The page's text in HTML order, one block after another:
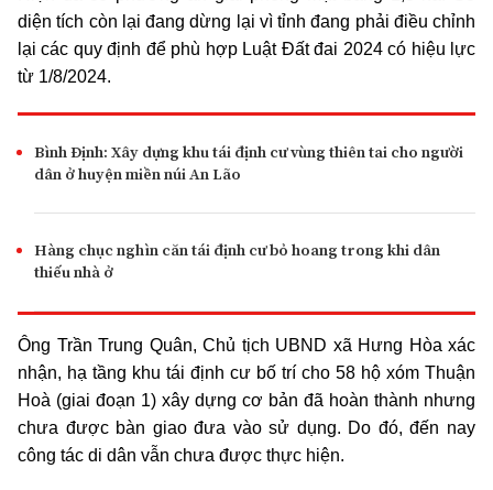
diện tích còn lại đang dừng lại vì tỉnh đang phải điều chỉnh
lại các quy định để phù hợp Luật Đất đai 2024 có hiệu lực
từ 1/8/2024.
Bình Định: Xây dựng khu tái định cư vùng thiên tai cho người
dân ở huyện miền núi An Lão
Hàng chục nghìn căn tái định cư bỏ hoang trong khi dân
thiếu nhà ở
Ông Trần Trung Quân, Chủ tịch UBND xã Hưng Hòa xác
nhận, hạ tầng khu tái định cư bố trí cho 58 hộ xóm Thuận
Hoà (giai đoạn 1) xây dựng cơ bản đã hoàn thành nhưng
chưa được bàn giao đưa vào sử dụng. Do đó, đến nay
công tác di dân vẫn chưa được thực hiện.